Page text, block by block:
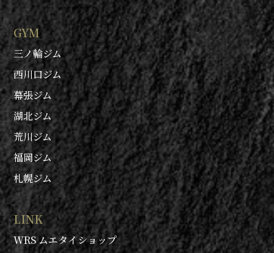
GYM
三ノ輪ジム
西川口ジム
幕張ジム
湖北ジム
荒川ジム
福岡ジム
札幌ジム
LINK
WRS ムエタイショップ